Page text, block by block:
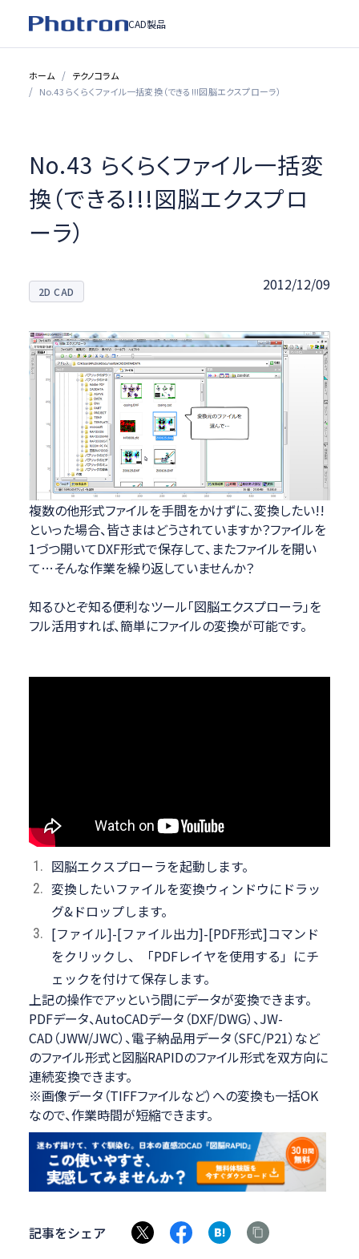
CAD製品
ホーム
テクノコラム
No.43 らくらくファイル一括変換（できる!!!図脳エクスプローラ）
No.43 らくらくファイル一括変
換（できる!!!図脳エクスプロ
ーラ）
2D CAD 2012/12/09
複数の他形式ファイルを手間をかけずに、変換したい!!
といった場合、皆さまはどうされていますか？ファイルを
1づつ開いてDXF形式で保存して、またファイルを開い
て…そんな作業を繰り返していませんか？
知るひとぞ知る便利なツール「図脳エクスプローラ」を
フル活用すれば、簡単にファイルの変換が可能です。
図脳エクスプローラを起動します。
変換したいファイルを変換ウィンドウにドラッ
グ&ドロップします。
[ファイル]-[ファイル出力]-[PDF形式]コマンド
をクリックし、「PDFレイヤを使用する」にチ
ェックを付けて保存します。
上記の操作でアッという間にデータが変換できます。
PDFデータ、AutoCADデータ（DXF/DWG）、JW-
CAD（JWW/JWC）、電子納品用データ（SFC/P21）など
のファイル形式と図脳RAPIDのファイル形式を双方向に
連続変換できます。
※画像データ（TIFFファイルなど）への変換も一括OK
なので、作業時間が短縮できます。
記事をシェア